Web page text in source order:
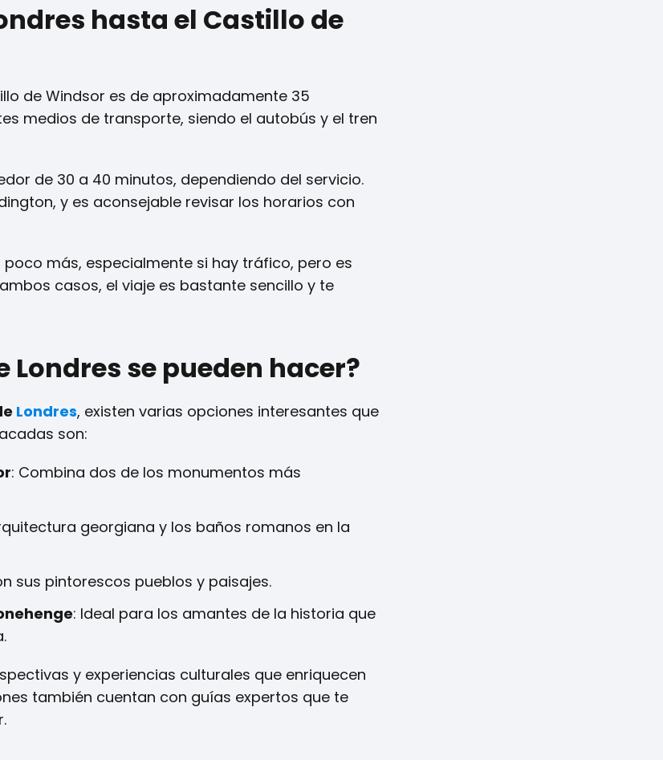
hasta el Castillo de
de Windsor es de aproximadamente 35
medios de transporte, siendo el autobús y el tren
de 30 a 40 minutos, dependiendo del servicio.
y es aconsejable revisar los horarios con
más, especialmente si hay tráfico, pero es
casos, el viaje es bastante sencillo y te
Londres se pueden hacer?
Londres, existen varias opciones interesantes que
son:
: Combina dos de los monumentos más
georgiana y los baños romanos en la
sus pintorescos pueblos y paisajes.
: Ideal para los amantes de la historia que
y experiencias culturales que enriquecen
también cuentan con guías expertos que te